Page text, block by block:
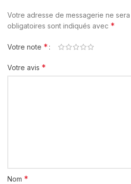
Votre adresse de messagerie ne
obligatoires sont indiqués avec *
Votre note *
Votre avis *
Nom *